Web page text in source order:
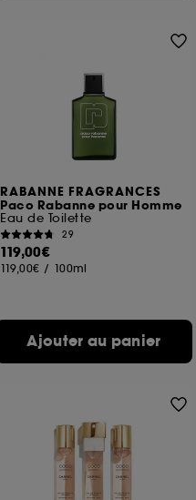
RABANNE FRAGRANCES
Paco Rabanne pour Homme
Eau de Toilette
29
119,00€
119,00€ / 100ml
Ajouter au panier